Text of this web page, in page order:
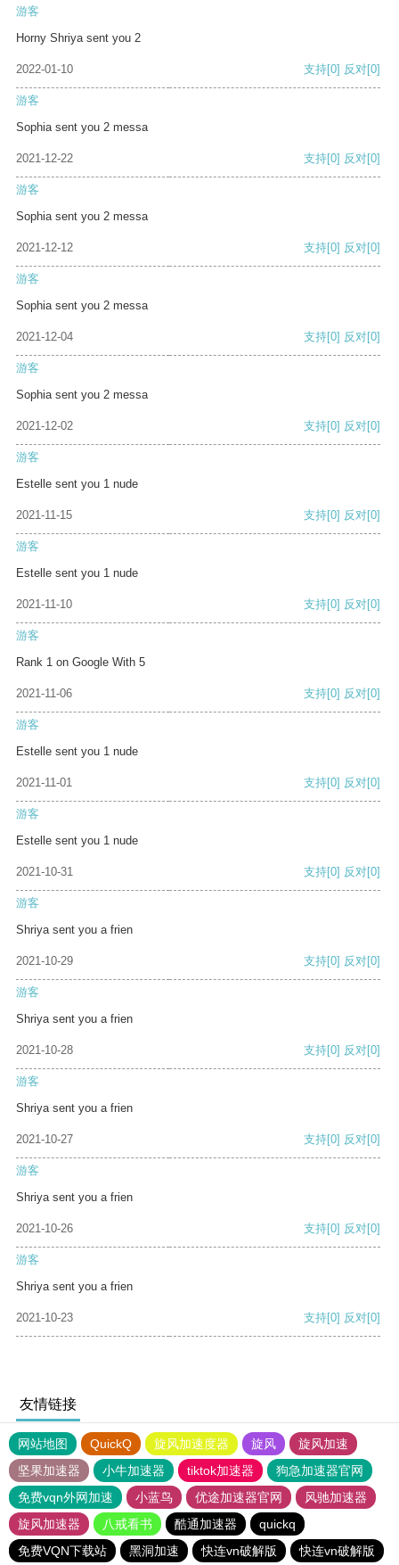
游客
Horny Shriya sent you 2
2022-01-10 支持[0] 反对[0]
游客
Sophia sent you 2 messa
2021-12-22 支持[0] 反对[0]
游客
Sophia sent you 2 messa
2021-12-12 支持[0] 反对[0]
游客
Sophia sent you 2 messa
2021-12-04 支持[0] 反对[0]
游客
Sophia sent you 2 messa
2021-12-02 支持[0] 反对[0]
游客
Estelle sent you 1 nude
2021-11-15 支持[0] 反对[0]
游客
Estelle sent you 1 nude
2021-11-10 支持[0] 反对[0]
游客
Rank 1 on Google With 5
2021-11-06 支持[0] 反对[0]
游客
Estelle sent you 1 nude
2021-11-01 支持[0] 反对[0]
游客
Estelle sent you 1 nude
2021-10-31 支持[0] 反对[0]
游客
Shriya sent you a frien
2021-10-29 支持[0] 反对[0]
游客
Shriya sent you a frien
2021-10-28 支持[0] 反对[0]
游客
Shriya sent you a frien
2021-10-27 支持[0] 反对[0]
游客
Shriya sent you a frien
2021-10-26 支持[0] 反对[0]
游客
Shriya sent you a frien
2021-10-23 支持[0] 反对[0]
友情链接
网站地图 QuickQ 旋风加速度器 旋风
旋风加速
坚果加速器
小牛加速器 tiktok加速器
狗急加速器官网
免费vqn外网加速
小蓝鸟 优途加速器官网
风驰加速器
旋风加速器
八戒看书 酷通加速器
quickq
免费VQN下载站
黑洞加速 快连vn破解版 快连vn破解版